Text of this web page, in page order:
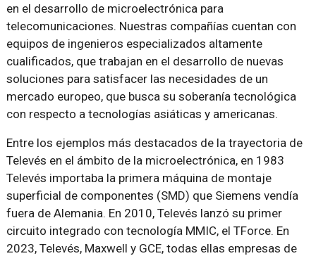
en el desarrollo de microelectrónica para
telecomunicaciones. Nuestras compañías cuentan con
equipos de ingenieros especializados altamente
cualificados, que trabajan en el desarrollo de nuevas
soluciones para satisfacer las necesidades de un
mercado europeo, que busca su soberanía tecnológica
con respecto a tecnologías asiáticas y americanas.
Entre los ejemplos más destacados de la trayectoria de
Televés en el ámbito de la microelectrónica, en 1983
Televés importaba la primera máquina de montaje
superficial de componentes (SMD) que Siemens vendía
fuera de Alemania. En 2010, Televés lanzó su primer
circuito integrado con tecnología MMIC, el TForce. En
2023, Televés, Maxwell y GCE, todas ellas empresas de